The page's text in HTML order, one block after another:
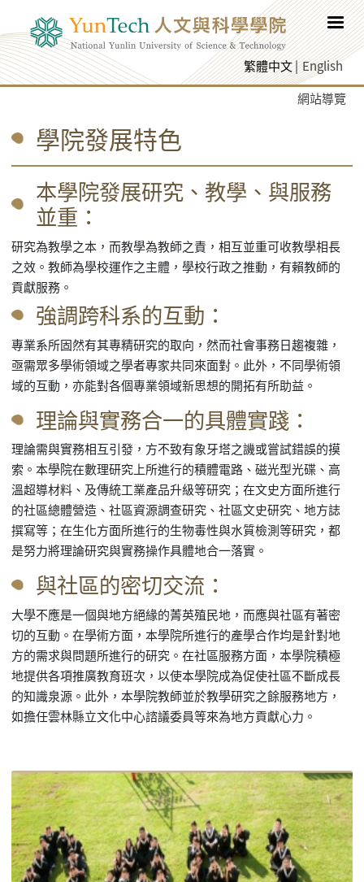
繁體中文 English
網站導覽
學院發展特色
本學院發展研究、教學、與服務
並重：
研究為教學之本，而教學為教師之責，相互並重可收教學相長
之效。教師為學校運作之主體，學校行政之推動，有賴教師的
貢獻服務。
強調跨科系的互動：
專業系所固然有其專精研究的取向，然而社會事務日趨複雜，
亟需眾多學術領域之學者專家共同來面對。此外，不同學術領
域的互動，亦能對各個專業領域新思想的開拓有所助益。
理論與實務合一的具體實踐：
理論需與實務相互引發，方不致有象牙塔之譏或嘗試錯誤的摸
索。本學院在數理研究上所進行的積體電路、磁光型光碟、高
溫超導材料、及傳統工業產品升級等研究；在文史方面所進行
的社區總體營造、社區資源調查研究、社區文史研究、地方誌
撰寫等；在生化方面所進行的生物毒性與水質檢測等研究，都
是努力將理論研究與實務操作具體地合一落實。
與社區的密切交流：
大學不應是一個與地方絕緣的菁英殖民地，而應與社區有著密
切的互動。在學術方面，本學院所進行的產學合作均是針對地
方的需求與問題所進行的研究。在社區服務方面，本學院積極
地提供各項推廣教育班次，以使本學院成為促使社區不斷成長
的知識泉源。此外，本學院教師並於教學研究之餘服務地方，
如擔任雲林縣立文化中心諮議委員等來為地方貢獻心力。